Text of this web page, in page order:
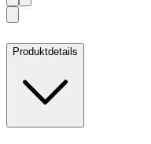
Produktdetails